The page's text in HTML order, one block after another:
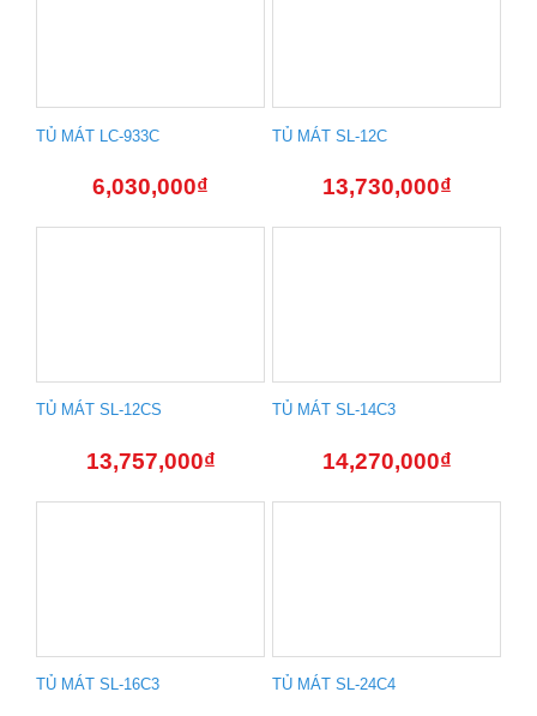
TỦ MÁT LC-933C
6,030,000₫
TỦ MÁT SL-12C
13,730,000₫
TỦ MÁT SL-12CS
13,757,000₫
TỦ MÁT SL-14C3
14,270,000₫
TỦ MÁT SL-16C3 TỦ MÁT SL-24C4